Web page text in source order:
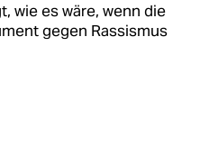
wie es wäre, wenn die
gegen Rassismus